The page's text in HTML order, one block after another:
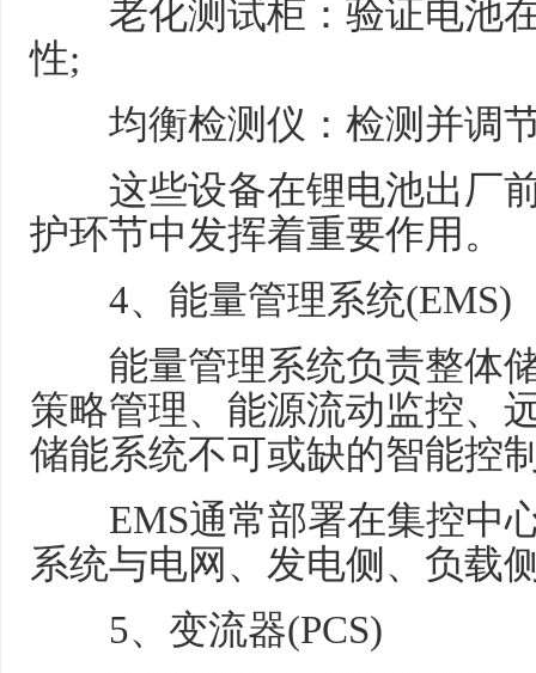
老化测试柜：验证电池在
性;
均衡检测仪：检测并调节
这些设备在锂电池出厂前
护环节中发挥着重要作用。
4、能量管理系统(EMS)
能量管理系统负责整体储
策略管理、能源流动监控、
储能系统不可或缺的智能控
EMS通常部署在集控中
系统与电网、发电侧、负载
5、变流器(PCS)